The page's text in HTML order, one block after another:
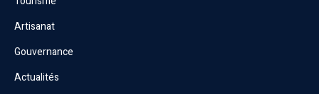
Artisanat
Gouvernance
Actualités